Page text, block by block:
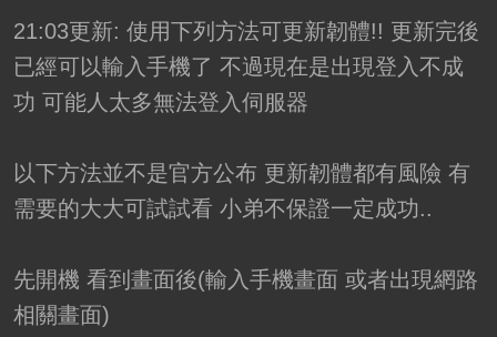
21:03更新: 使用下列方法可更新韌體!! 更新完後
已經可以輸入手機了 不過現在是出現登入不成
功 可能人太多無法登入伺服器
以下方法並不是官方公布 更新韌體都有風險 有
需要的大大可試試看 小弟不保證一定成功..
先開機 看到畫面後(輸入手機畫面 或者出現網路
相關畫面)